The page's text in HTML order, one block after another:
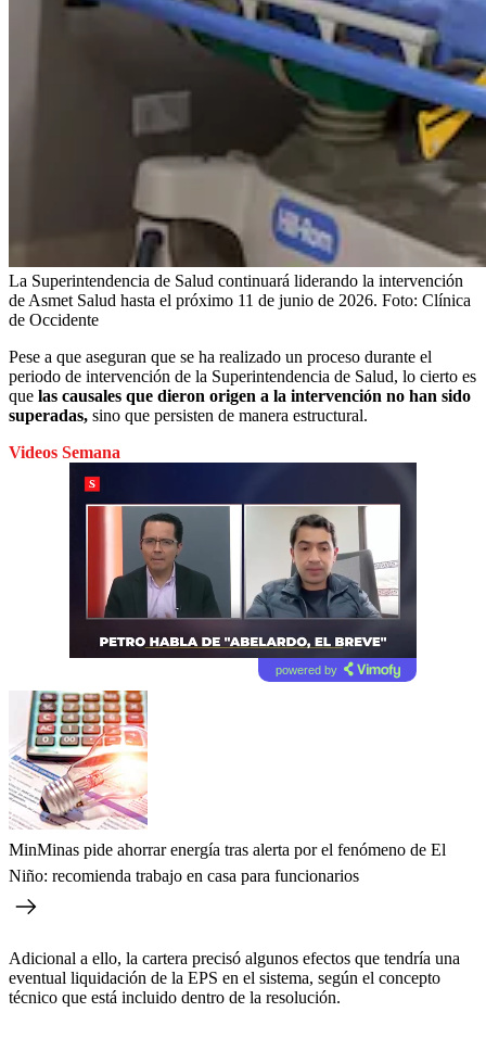
La Superintendencia de Salud continuará liderando la intervención
de Asmet Salud hasta el próximo 11 de junio de 2026. Foto: Clínica
de Occidente
Pese a que aseguran que se ha realizado un proceso durante el
periodo de intervención de la Superintendencia de Salud, lo cierto es
que las causales que dieron origen a la intervención no han sido
superadas, sino que persisten de manera estructural.
Videos Semana
powered by
MinMinas pide ahorrar energía tras alerta por el fenómeno de El
Niño: recomienda trabajo en casa para funcionarios
Adicional a ello, la cartera precisó algunos efectos que tendría una
eventual liquidación de la EPS en el sistema, según el concepto
técnico que está incluido dentro de la resolución.